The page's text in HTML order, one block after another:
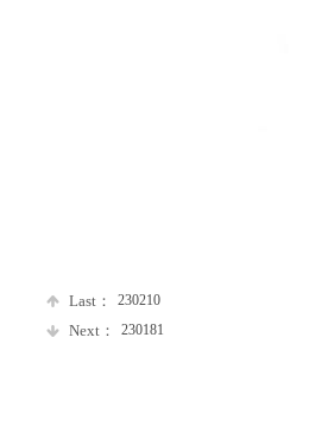
Last： 230210
Next： 230181